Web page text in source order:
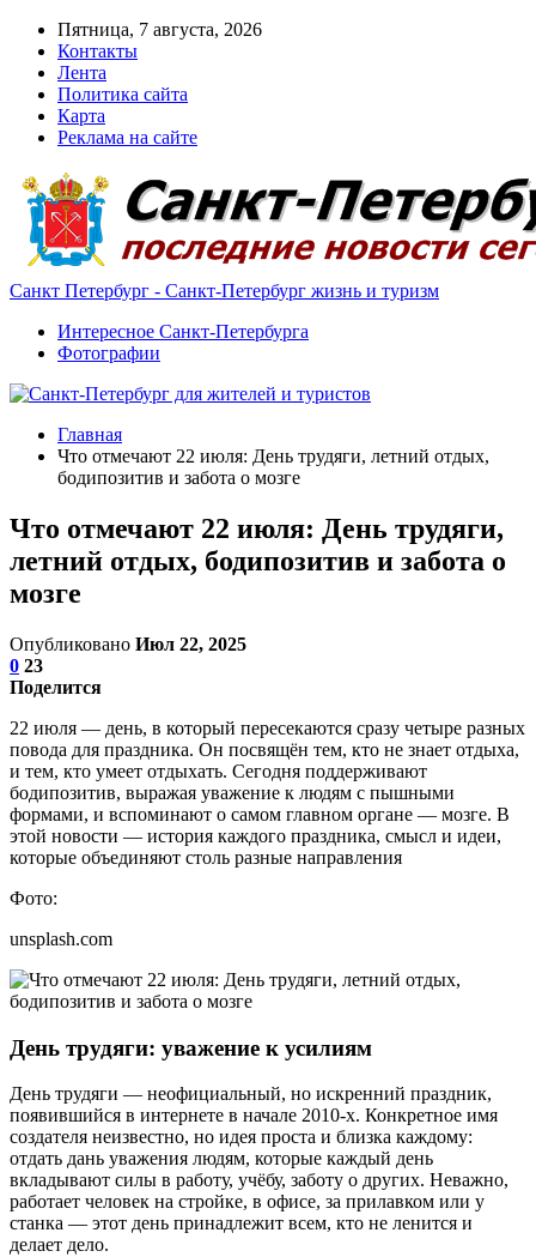
Пятница, 7 августа, 2026
Контакты
Лента
Политика сайта
Карта
Реклама на сайте
Санкт Петербург - Санкт-Петербург жизнь и туризм
Интересное Санкт-Петербурга
Фотографии
Главная
Что отмечают 22 июля: День трудяги, летний отдых,
бодипозитив и забота о мозге
Что отмечают 22 июля: День трудяги,
летний отдых, бодипозитив и забота о
мозге
Опубликовано Июл 22, 2025
0 23
Поделится
22 июля — день, в который пересекаются сразу четыре разных
повода для праздника. Он посвящён тем, кто не знает отдыха,
и тем, кто умеет отдыхать. Сегодня поддерживают
бодипозитив, выражая уважение к людям с пышными
формами, и вспоминают о самом главном органе — мозге. В
этой новости — история каждого праздника, смысл и идеи,
которые объединяют столь разные направления
Фото:
unsplash.com
День трудяги: уважение к усилиям
День трудяги — неофициальный, но искренний праздник,
появившийся в интернете в начале 2010-х. Конкретное имя
создателя неизвестно, но идея проста и близка каждому:
отдать дань уважения людям, которые каждый день
вкладывают силы в работу, учёбу, заботу о других. Неважно,
работает человек на стройке, в офисе, за прилавком или у
станка — этот день принадлежит всем, кто не ленится и
делает дело.